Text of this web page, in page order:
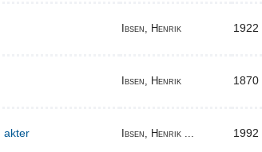
Ibsen, Henrik 1922
Ibsen, Henrik 1870
akter Ibsen, Henrik ... 1992